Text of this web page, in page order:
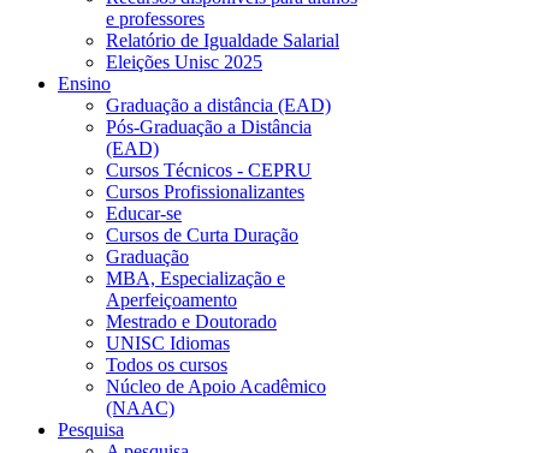
e professores
Relatório de Igualdade Salarial
Eleições Unisc 2025
Ensino
Graduação a distância (EAD)
Pós-Graduação a Distância
(EAD)
Cursos Técnicos - CEPRU
Cursos Profissionalizantes
Educar-se
Cursos de Curta Duração
Graduação
MBA, Especialização e
Aperfeiçoamento
Mestrado e Doutorado
UNISC Idiomas
Todos os cursos
Núcleo de Apoio Acadêmico
(NAAC)
Pesquisa